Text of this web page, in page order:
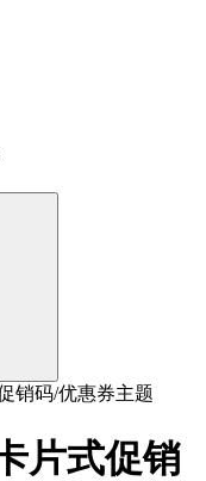
销码/优惠券主题
片式促销